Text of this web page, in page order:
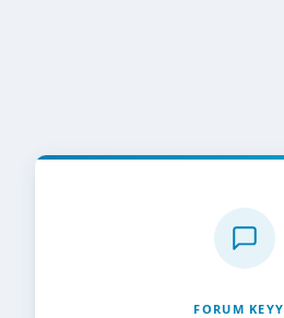
FORUM